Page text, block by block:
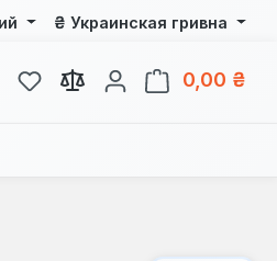
₴ Украинская гривна
У вас есть товары из
0,00 ₴